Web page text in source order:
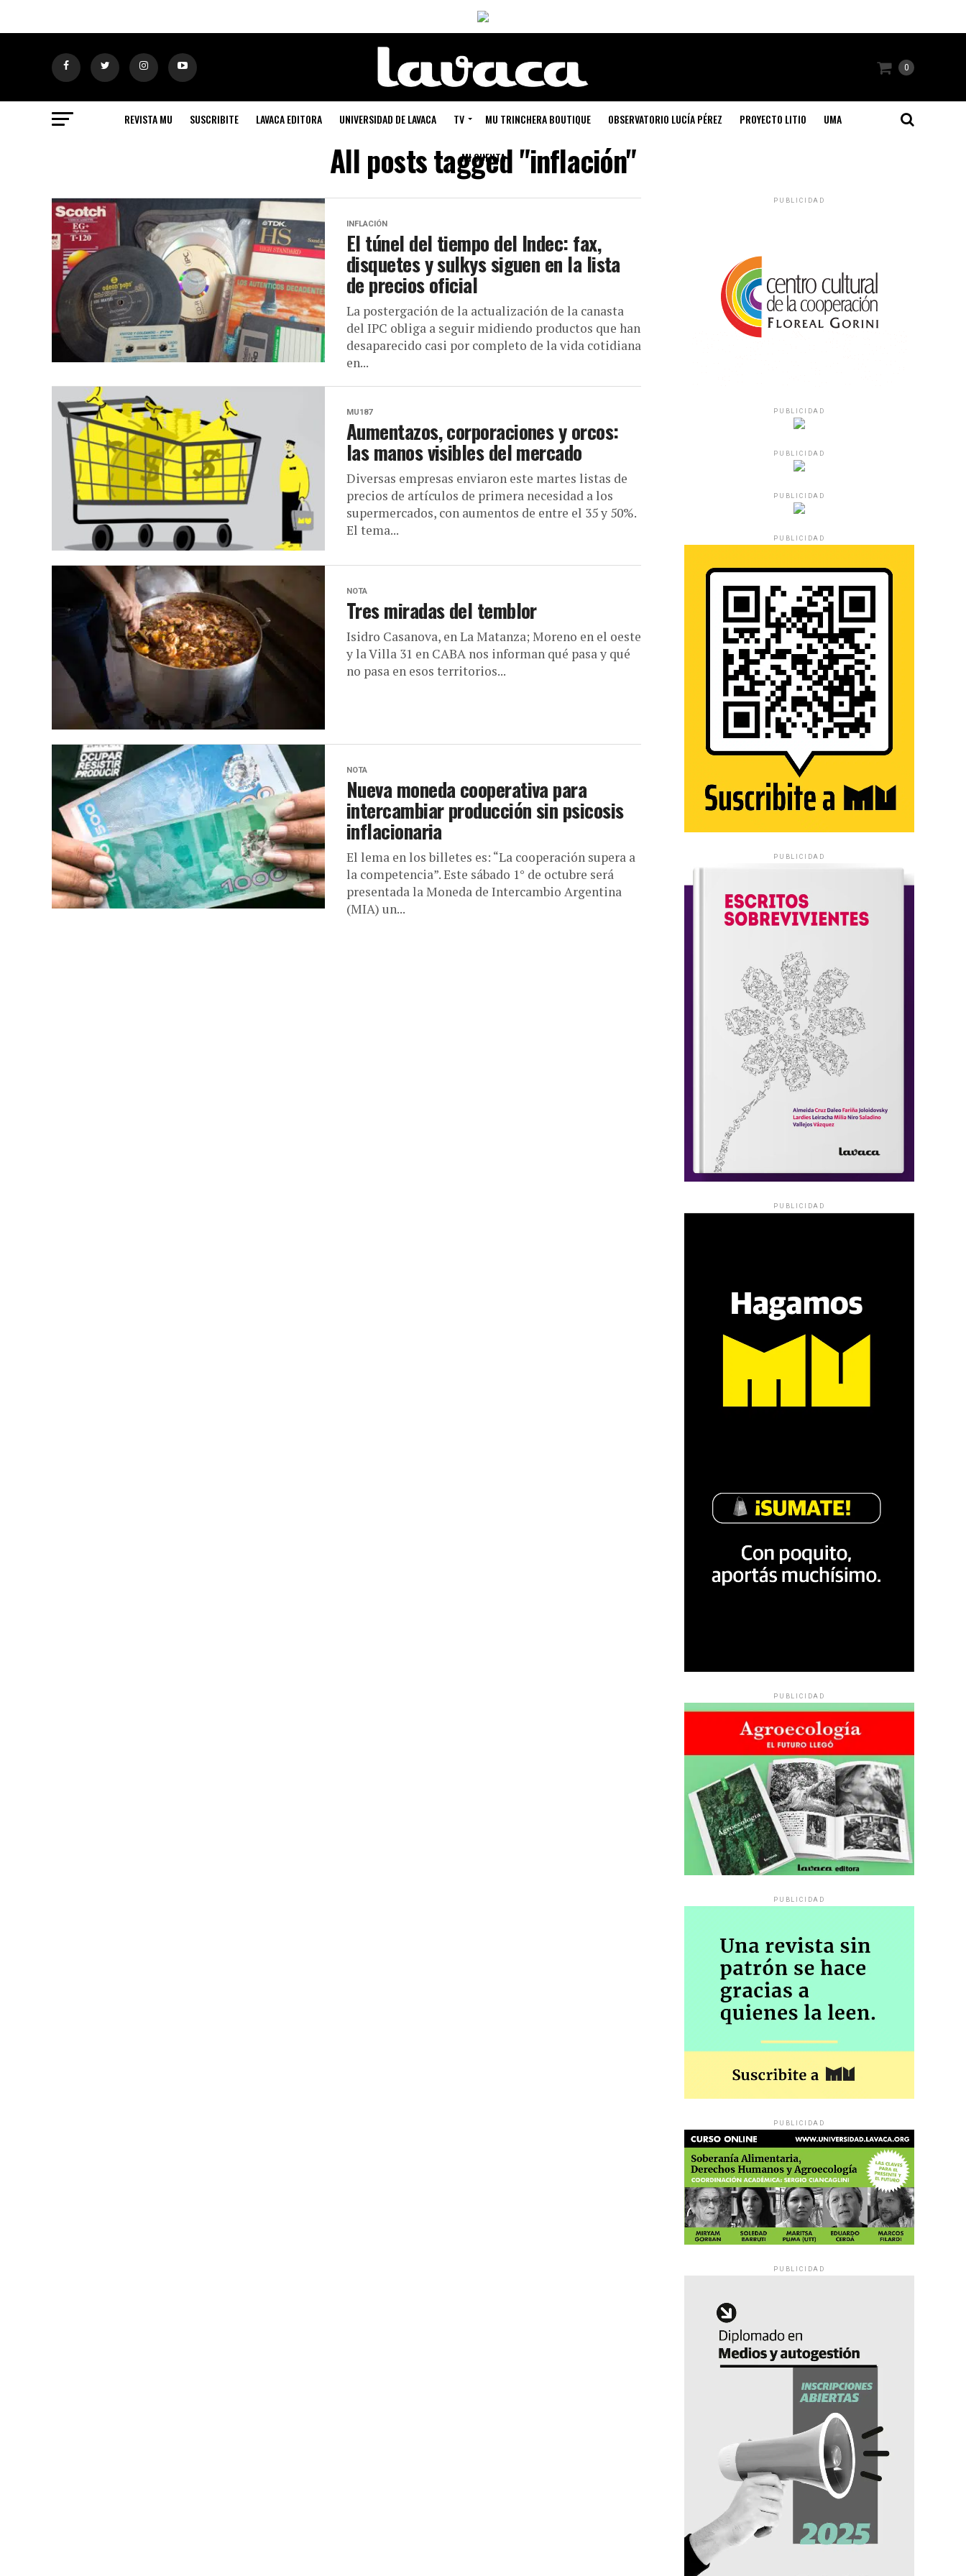
0
REVISTA MU SUSCRIBITE LAVACA EDITORA UNIVERSIDAD DE LAVACA TV MU TRINCHERA BOUTIQUE OBSERVATORIO LUCÍA PÉREZ PROYECTO LITIO UMA
MI CUENTA
All posts tagged "inflación"
INFLACIÓN
El túnel del tiempo del Indec: fax,
disquetes y sulkys siguen en la lista
de precios oficial
La postergación de la actualización de la canasta
del IPC obliga a seguir midiendo productos que han
desaparecido casi por completo de la vida cotidiana
en...
MU187
Aumentazos, corporaciones y orcos:
las manos visibles del mercado
Diversas empresas enviaron este martes listas de
precios de artículos de primera necesidad a los
supermercados, con aumentos de entre el 35 y 50%.
El tema...
NOTA
Tres miradas del temblor
Isidro Casanova, en La Matanza; Moreno en el oeste
y la Villa 31 en CABA nos informan qué pasa y qué
no pasa en esos territorios...
NOTA
Nueva moneda cooperativa para
intercambiar producción sin psicosis
inflacionaria
El lema en los billetes es: “La cooperación supera a
la competencia”. Este sábado 1° de octubre será
presentada la Moneda de Intercambio Argentina
(MIA) un...
PUBLICIDAD
PUBLICIDAD
PUBLICIDAD
PUBLICIDAD
PUBLICIDAD
PUBLICIDAD
PUBLICIDAD
PUBLICIDAD
PUBLICIDAD
PUBLICIDAD
PUBLICIDAD